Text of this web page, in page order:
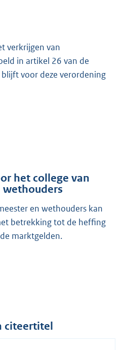
verkrijgen van
in artikel 26 van de
voor deze verordening
het college van
wethouders
en wethouders kan
betrekking tot de heffing
marktgelden.
citeertitel